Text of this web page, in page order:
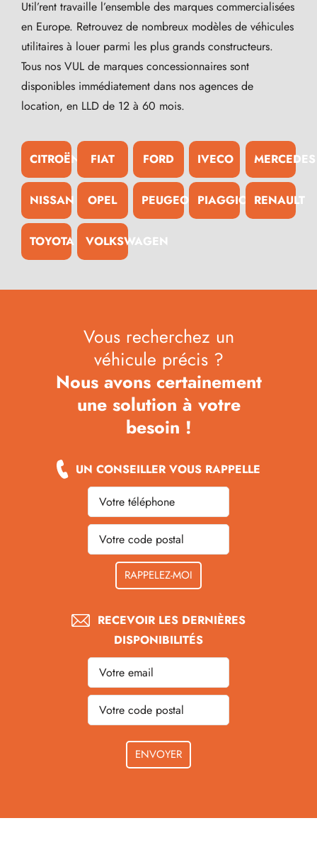
Util’rent travaille l’ensemble des marques commercialisées
en Europe. Retrouvez de nombreux modèles de véhicules
utilitaires à louer parmi les plus grands constructeurs.
Tous nos VUL de marques concessionnaires sont
disponibles immédiatement dans nos agences de
location, en LLD de 12 à 60 mois.
CITROËN FIAT FORD IVECO MERCEDES
NISSAN OPEL PEUGEOT PIAGGIO RENAULT
TOYOTA VOLKSWAGEN
Vous recherchez un
véhicule précis ?
Nous avons certainement
une solution à votre
besoin !
UN CONSEILLER VOUS RAPPELLE
RECEVOIR LES DERNIÈRES
DISPONIBILITÉS
vide.